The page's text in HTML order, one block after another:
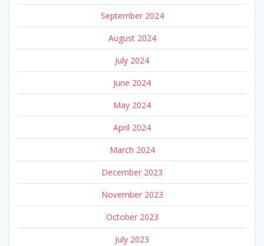
September 2024
August 2024
July 2024
June 2024
May 2024
April 2024
March 2024
December 2023
November 2023
October 2023
July 2023